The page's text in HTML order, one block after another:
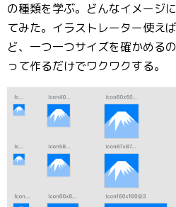
の種類を学ぶ。どんなイメージ
てみた。イラストレーター使え
ど、一つ一つサイズを確かめる
って作るだけでワクワクする。